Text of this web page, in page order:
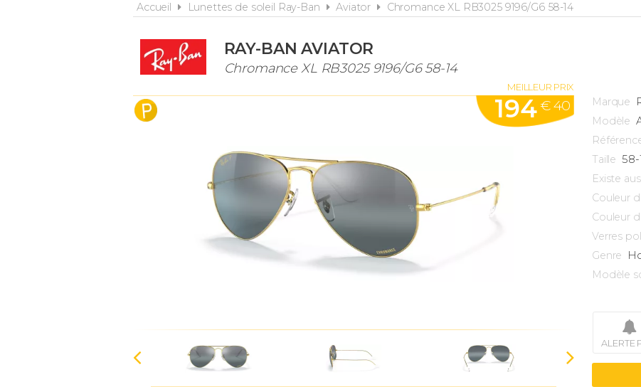
Accueil Lunettes de soleil Ray-Ban Aviator Chromance XL RB3025 9196/G6 58-14
RAY-BAN AVIATOR
Chromance XL RB3025 9196/G6 58-14
MEILLEUR PRIX
194 € 40 Marque
Modèle
Taille 58-
Existe
Couleur
Couleur
Verres
Genre
Modèle
ALERTE